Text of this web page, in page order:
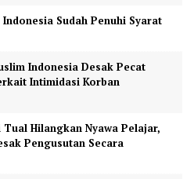
Sudah Penuhi Syarat
Indonesia Desak Pecat
Intimidasi Korban
Hilangkan Nyawa Pelajar,
Pengusutan Secara